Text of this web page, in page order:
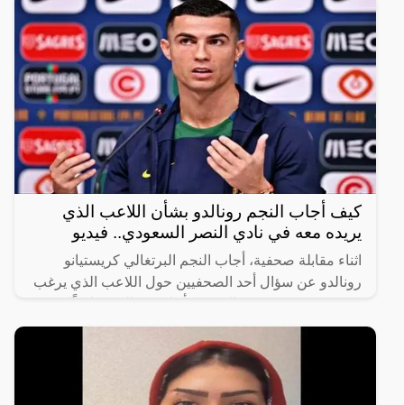
كيف أجاب النجم رونالدو بشأن اللاعب الذي
يريده معه في نادي النصر السعودي.. فيديو
اثناء مقابلة صحفية، أجاب النجم البرتغالي كريستيانو
رونالدو عن سؤال أحد الصحفيين حول اللاعب الذي يرغب
“أختارك أنت،